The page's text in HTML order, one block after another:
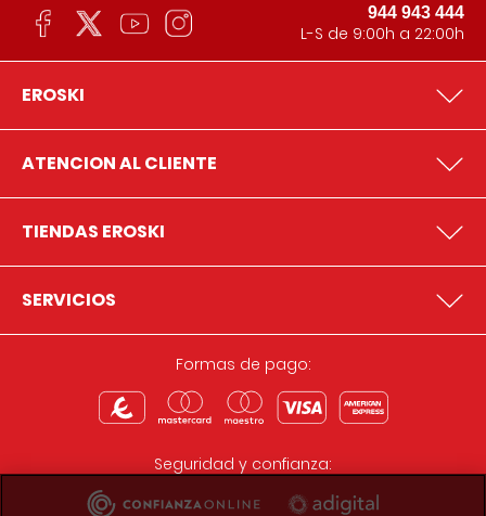
944 943 444
L-S de 9:00h a 22:00h
EROSKI
ATENCION AL CLIENTE
TIENDAS EROSKI
SERVICIOS
Formas de pago:
Seguridad y confianza: